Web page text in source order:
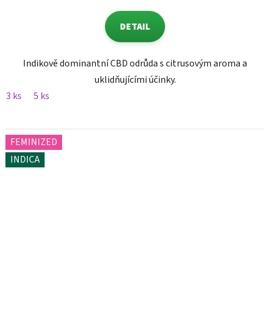
DETAIL
Indikově dominantní CBD odrůda s citrusovým aroma a
uklidňujícími účinky.
3 ks
5 ks
FEMINIZED
INDICA